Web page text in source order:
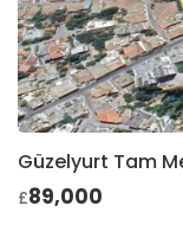
Güzelyurt Tam
£89,000